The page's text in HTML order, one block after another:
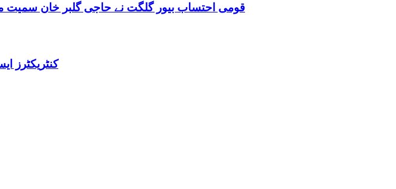
قومی احتساب بیور گلگت نے حاجی گلبر خان سمیت
کنٹریکٹرز